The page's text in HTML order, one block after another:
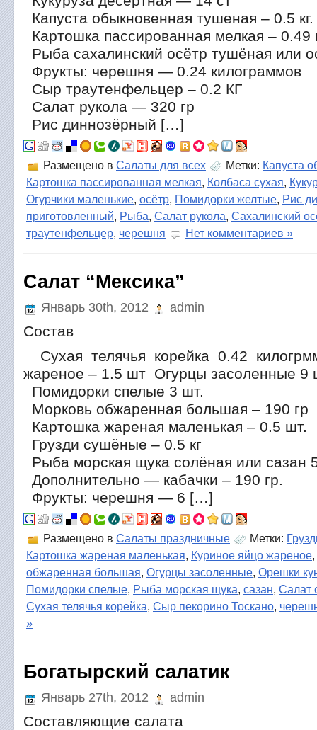
Капуста обыкновенная тушеная – 0.5 кг.
Картошка пассированная мелкая – 0.49
Рыба сахалинский осётр тушёная или
Фрукты: черешня — 0.24 килограммов
Сыр траутенфельцер – 0.2 КГ
Салат рукола — 320 гр
Рис диннозёрный […]
Размещено в Салаты для всех Метки: Капуста
Картошка пассированная мелкая, Колбаса сухая,
Огурчики маленькие, осётр, Помидорки желтые, Рис
приготовленный, Рыба, Салат рукола, Сахалинский
траутенфельцер, черешня Нет комментариев »
Салат “Мексика”
Январь 30th, 2012 admin
Состав
Сухая телячья корейка 0.42
жареное – 1.5 шт Огурцы засоленные 9
Помидорки спелые 3 шт.
Морковь обжаренная большая – 190 гр
Картошка жареная маленькая – 0.5 шт.
Грузди сушёные – 0.5 кг
Рыба морская щука солёная или сазан
Дополнительно — кабачки – 190 гр.
Фрукты: черешня — 6 […]
Размещено в Салаты праздничные Метки:
Картошка жареная маленькая, Куриное яйцо жареное,
обжаренная большая, Огурцы засоленные, Орешки
Помидорки спелые, Рыба морская щука, сазан, Салат
Сухая телячья корейка, Сыр пекорино Тоскано,
»
Богатырский салатик
Январь 27th, 2012 admin
Составляющие салата